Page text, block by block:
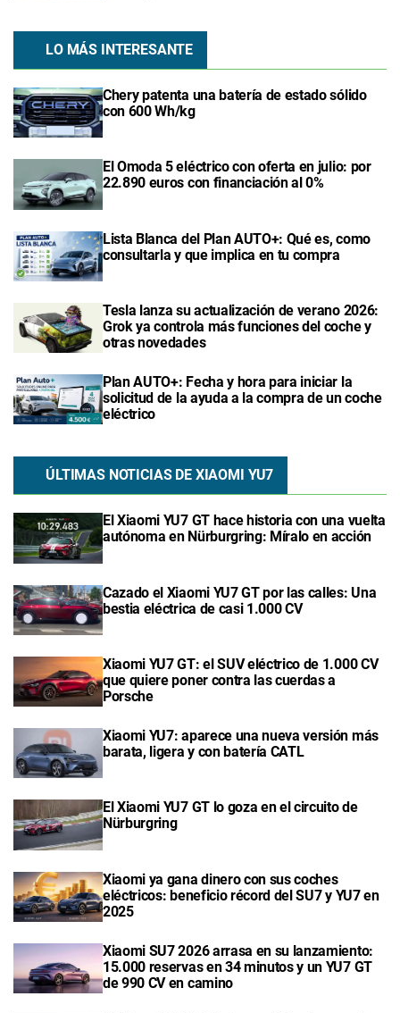
LO MÁS INTERESANTE
Chery patenta una batería de estado sólido
con 600 Wh/kg
El Omoda 5 eléctrico con oferta en julio: por
22.890 euros con financiación al 0%
Lista Blanca del Plan AUTO+: Qué es, como
consultarla y que implica en tu compra
Tesla lanza su actualización de verano 2026:
Grok ya controla más funciones del coche y
otras novedades
Plan AUTO+: Fecha y hora para iniciar la
solicitud de la ayuda a la compra de un coche
eléctrico
ÚLTIMAS NOTICIAS DE XIAOMI YU7
El Xiaomi YU7 GT hace historia con una vuelta
autónoma en Nürburgring: Míralo en acción
Cazado el Xiaomi YU7 GT por las calles: Una
bestia eléctrica de casi 1.000 CV
Xiaomi YU7 GT: el SUV eléctrico de 1.000 CV
que quiere poner contra las cuerdas a
Porsche
Xiaomi YU7: aparece una nueva versión más
barata, ligera y con batería CATL
El Xiaomi YU7 GT lo goza en el circuito de
Nürburgring
Xiaomi ya gana dinero con sus coches
eléctricos: beneficio récord del SU7 y YU7 en
2025
Xiaomi SU7 2026 arrasa en su lanzamiento:
15.000 reservas en 34 minutos y un YU7 GT
de 990 CV en camino